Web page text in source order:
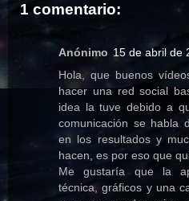
1 comentario:
Anónimo 15 de abril de
Hola, que buenos
hacer una red social
idea la tuve debido a
comunicación se habla
en los resultados y
hacen, es por eso que
Me gustaría que la
técnica, gráficos y una